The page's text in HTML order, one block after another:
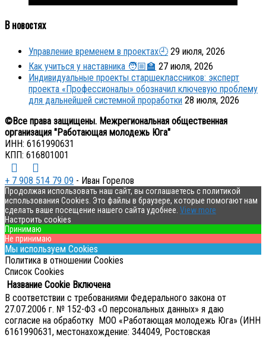
В новостях
Управление временем в проектах🕘 29 июля, 2026
Как учиться у наставника 🧑🏼‍🏫 27 июля, 2026
Индивидуальные проекты старшеклассников: эксперт
проекта «Профессионалы» обозначил ключевую проблему
для дальнейшей системной проработки 28 июля, 2026
©Все права защищены. Межрегиональная общественная
организация "Работающая молодежь Юга"
ИНН: 6161990631
КПП: 616801001
+ 7 908 514 79 09 - Иван Горелов
Продолжая использовать наш сайт, вы соглашаетесь с политикой
использования Cookies. Это файлы в браузере, которые помогают нам
сделать ваше посещение нашего сайта удобнее. View more
Настроить cookies
Принимаю
Не принимаю
Мы используем Cookies
Политика в отношении Cookies
Список Cookies
Название Cookie Включена
В соответствии с требованиями Федерального закона от
27.07.2006 г. № 152-ФЗ «О персональных данных» я даю
согласие на обработку МОО «Работающая молодежь Юга» (ИНН
6161990631, местонахождение: 344049, Ростовская